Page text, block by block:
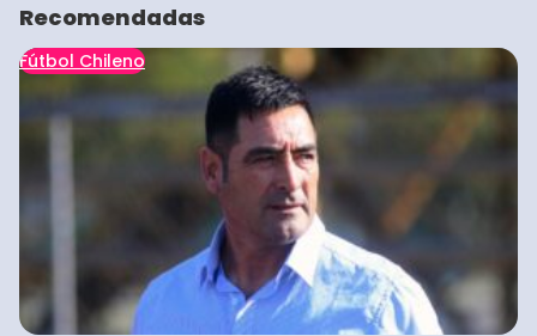
Recomendadas
Fútbol Chileno